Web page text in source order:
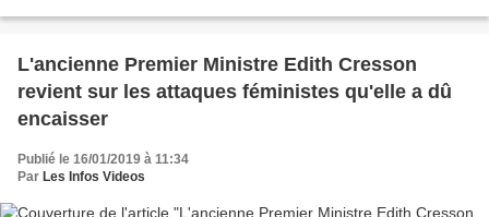
L'ancienne Premier Ministre Edith Cresson
revient sur les attaques féministes qu'elle a dû
encaisser
Publié le 16/01/2019 à 11:34
Par Les Infos Videos